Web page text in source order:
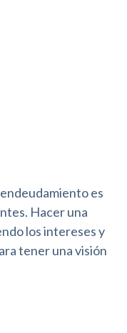
es
Hacer una
los intereses y
tener una visión